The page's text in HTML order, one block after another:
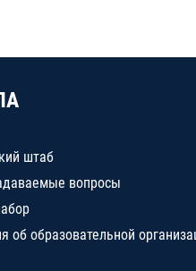
штаб
вопросы
об образовательной